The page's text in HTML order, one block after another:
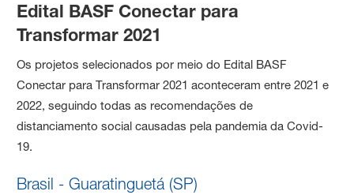
Edital BASF Conectar para
Transformar 2021
Os projetos selecionados por meio do Edital BASF
Conectar para Transformar 2021 aconteceram entre 2021 e
2022, seguindo todas as recomendações de
distanciamento social causadas pela pandemia da Covid-
19.
Brasil - Guaratinguetá (SP)